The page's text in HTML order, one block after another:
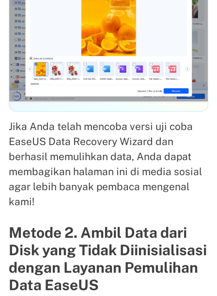
Jika Anda telah mencoba versi uji coba
EaseUS Data Recovery Wizard dan
berhasil memulihkan data, Anda dapat
membagikan halaman ini di media sosial
agar lebih banyak pembaca mengenal
kami!
Metode 2. Ambil Data dari
Disk yang Tidak Diinisialisasi
dengan Layanan Pemulihan
Data EaseUS